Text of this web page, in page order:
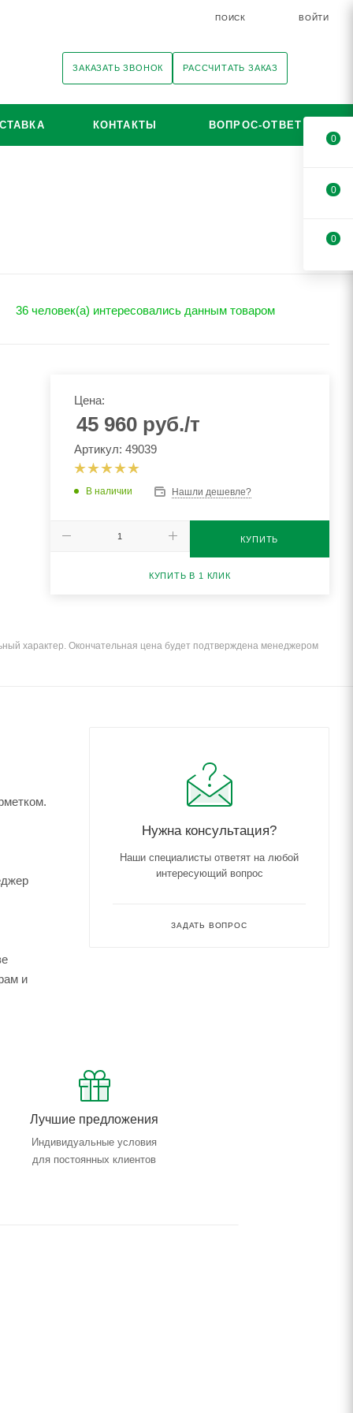
ПОИСК ВОЙТИ
ЗАКАЗАТЬ ЗВОНОК РАССЧИТАТЬ ЗАКАЗ
КОНТАКТЫ ВОПРОС-ОТВЕТ
36 человек(а) интересовались данным товаром
Цена:
45 960руб./т
Артикул: 49039
В наличии Нашли дешевле?
КУПИТЬ
КУПИТЬ В 1 КЛИК
характер. Окончательная цена будет подтверждена менеджером
и
Лучшие предложения
Индивидуальные условия
для постоянных клиентов
Нужна консультация?
Наши специалисты ответят на любой
интересующий вопрос
ЗАДАТЬ ВОПРОС
0
0
0